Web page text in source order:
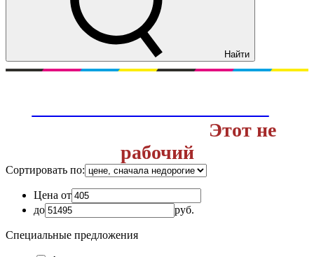
Найти
Этот не
рабочий
Сортировать по:
Цена от
до
руб.
Специальные предложения